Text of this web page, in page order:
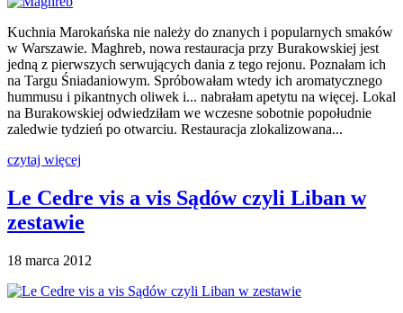
Kuchnia Marokańska nie należy do znanych i popularnych smaków
w Warszawie. Maghreb, nowa restauracja przy Burakowskiej jest
jedną z pierwszych serwujących dania z tego rejonu. Poznałam ich
na Targu Śniadaniowym. Spróbowałam wtedy ich aromatycznego
hummusu i pikantnych oliwek i... nabrałam apetytu na więcej. Lokal
na Burakowskiej odwiedziłam we wczesne sobotnie popołudnie
zaledwie tydzień po otwarciu. Restauracja zlokalizowana...
czytaj więcej
Le Cedre vis a vis Sądów czyli Liban w
zestawie
18 marca 2012